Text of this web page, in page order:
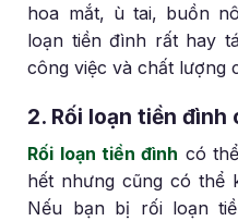
hoa mắt, ù tai, buồn
loạn tiền đình rất hay
công việc và chất lượng
2. Rối loạn tiền
Rối loạn tiền đình có
hết nhưng cũng có thể
Nếu bạn bị rối loạn